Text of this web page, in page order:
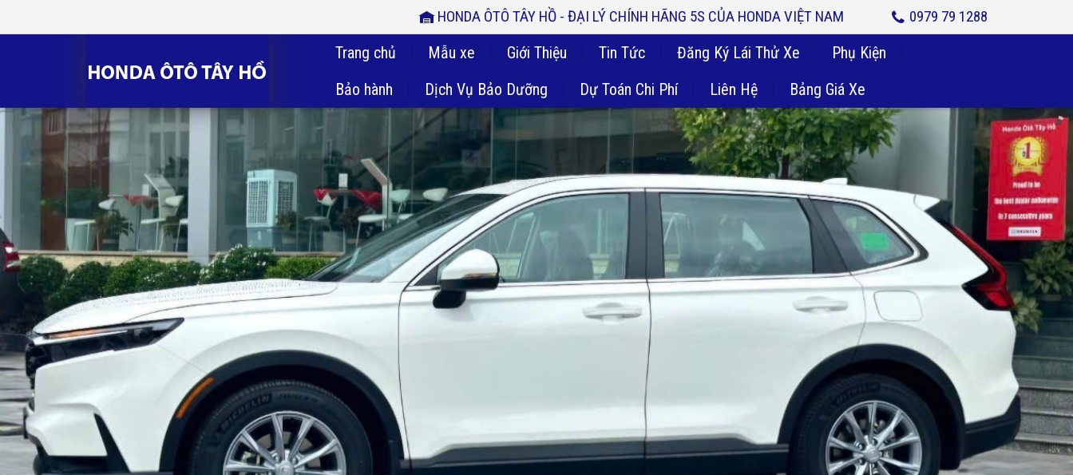
HONDA ÔTÔ TÂY HỒ - ĐẠI LÝ CHÍNH HÃNG 5S CỦA HONDA VIỆT NAM 0979 79 1288
Trang chủ Mẫu xe Giới Thiệu Tin Tức Đăng Ký Lái Thử Xe
Phụ Kiện
Bảo hành
Dịch Vụ Bảo Dưỡng Dự Toán Chi Phí Liên Hệ Bảng Giá Xe